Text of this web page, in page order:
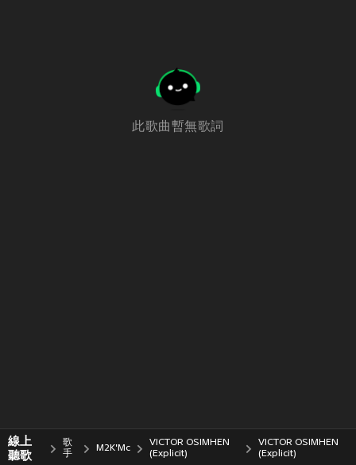
此歌曲暫無歌詞
線上
聽歌
歌
手
M2K'Mc
VICTOR OSIMHEN
(Explicit)
VICTOR OSIMHEN
(Explicit)